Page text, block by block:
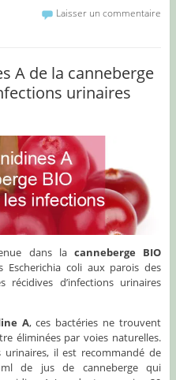
Laisser un commentaire
A de la canneberge
urinaires
dans la canneberge BIO
Escherichia coli aux parois des
d’infections urinaires
A, ces bactéries ne trouvent
éliminées par voies naturelles.
il est recommandé de
de jus de canneberge qui